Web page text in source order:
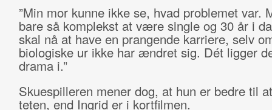
”Min mor kunne ikke se, hvad problemet var.
bare så komplekst at være single og 30 år i
skal nå at have en prangende karriere, selv
biologiske ur ikke har ændret sig. Dét ligger
drama i.”
Skuespilleren mener dog, at hun er bedre til
teten, end Ingrid er i kortfilmen.